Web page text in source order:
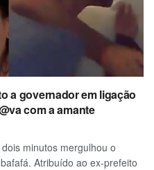
a governador em ligação
com a amante
minutos mergulhou o
Atribuído ao ex-prefeito